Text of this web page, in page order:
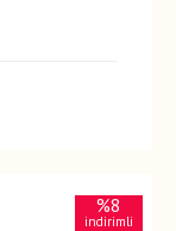
%8
indirimli